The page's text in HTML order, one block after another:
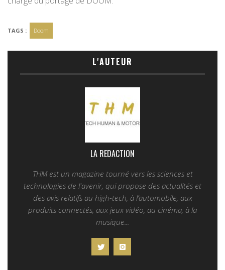
TAGS : Doom
L'AUTEUR
LA REDACTION
THM est un magazine tourné vers les sciences et
technologies de l'avenir, qui propose des actualités et
des avis relatifs au high-tech, à l’automobile, aux
produits connectés, aux jeux vidéo, au cinéma, à la
musique...